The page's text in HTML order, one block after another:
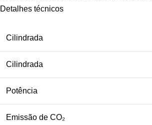
Detalhes técnicos
Cilindrada
Cilindrada
Potência
Emissão de CO₂